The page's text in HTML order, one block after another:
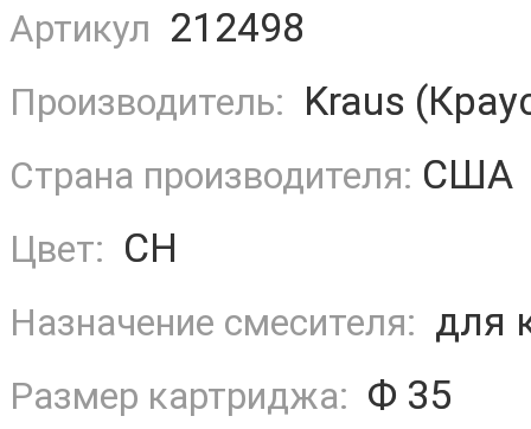
Артикул 212498
Производитель: Kraus
Страна производителя: США
Цвет: CH
Назначение смесителя: для
Размер картриджа: Ф 35